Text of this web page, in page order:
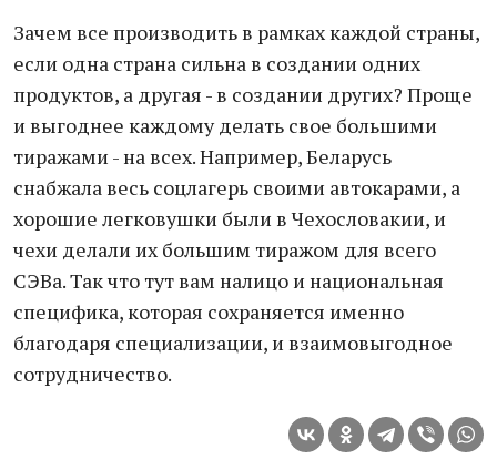
Зачем все производить в рамках каждой страны,
если одна страна сильна в создании одних
продуктов, а другая - в создании других? Проще
и выгоднее каждому делать свое большими
тиражами - на всех. Например, Беларусь
снабжала весь соцлагерь своими автокарами, а
хорошие легковушки были в Чехословакии, и
чехи делали их большим тиражом для всего
СЭВа. Так что тут вам налицо и национальная
специфика, которая сохраняется именно
благодаря специализации, и взаимовыгодное
сотрудничество.